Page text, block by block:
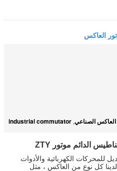
العاكس
الصناعي,
industrial commutator
للمحركات الكهربائية والأدوات
لدينا كل نوع من العاكس ، مثل